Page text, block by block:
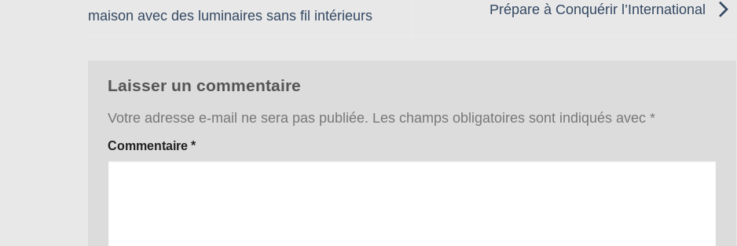
maison avec des luminaires sans fil intérieurs
Prépare à Conquérir l’International
Laisser un commentaire
Votre adresse e-mail ne sera pas publiée. Les champs obligatoires sont indiqués avec *
Commentaire *